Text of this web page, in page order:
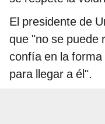
El presidente de
que "no se puede
confía en la
para llegar a él".